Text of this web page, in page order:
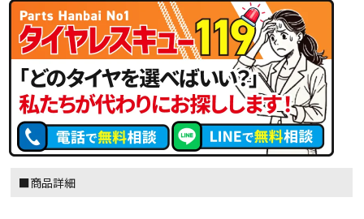
■商品詳細